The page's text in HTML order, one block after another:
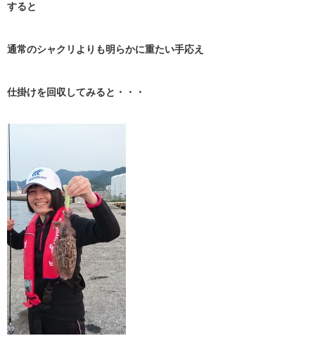
すると
通常のシャクリよりも明らかに重たい手応え
仕掛けを回収してみると・・・